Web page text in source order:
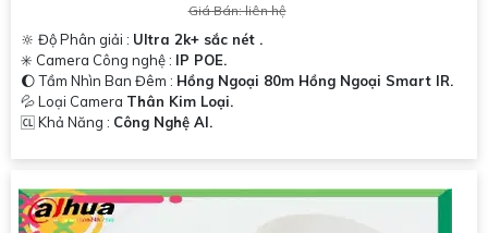
Giá Bán: liên hệ
🔆 Độ Phân giải : Ultra 2k+ sắc nét .
✳️ Camera Công nghệ : IP POE.
🌔 Tầm Nhìn Ban Đêm : Hồng Ngoại 80m Hồng Ngoại Smart IR.
💦 Loại Camera Thân Kim Loại.
️🆑 Khả Năng : Công Nghệ AI.